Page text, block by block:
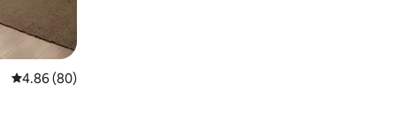
평점 4.86점(5점 만점), 후기 80개
4.86 (80)